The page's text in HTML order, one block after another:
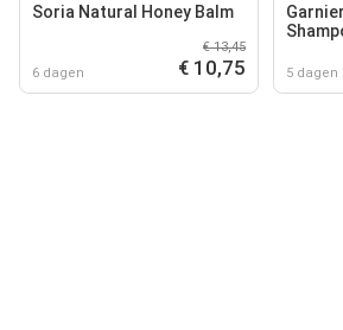
Soria Natural Honey Balm
6 dagen
€ 13,45
€ 10,75 5 dagen